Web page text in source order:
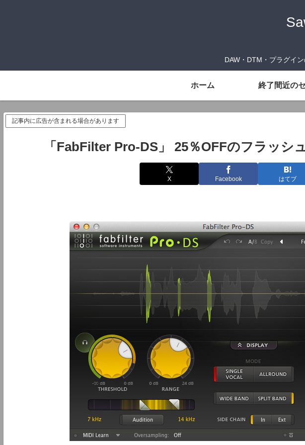
DAW・DTM・プラグイ
ホーム 終了間近の
記事内に広告が含まれる場合があります
「FabFilter Pro-DS」 25％OFFのフラッシ
X Facebook はてブ